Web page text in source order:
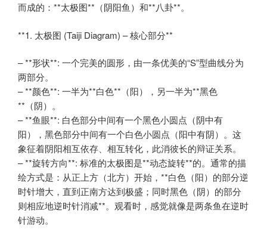
而成的：**太极图**（阴阳鱼）和**八卦**。
**1. 太极图 (Taiji Diagram) – 核心部分**
– **形状**: 一个完美的圆形，由一条优美的“S”型曲线分为
两部分。
– **颜色**: 一半为**白色**（阳），另一半为**黑色
**（阴）。
– **鱼眼**: 白色部分中间有一个黑色小圆点（阴中有
阳），黑色部分中间有一个白色小圆点（阳中有阴）。这
象征着阴阳相互依存、相互转化，此消彼长的辩证关系。
– **旋转方向**: 标准的太极图是**动态旋转**的。通常的描
绘方式是：从正上方（北方）开始，**白色（阳）的部分逆
时针增大，直到正南方达到极盛；同时黑色（阴）的部分
则相应地逆时针消减**。观看时，感觉就像是两条鱼在逆时
针游动。